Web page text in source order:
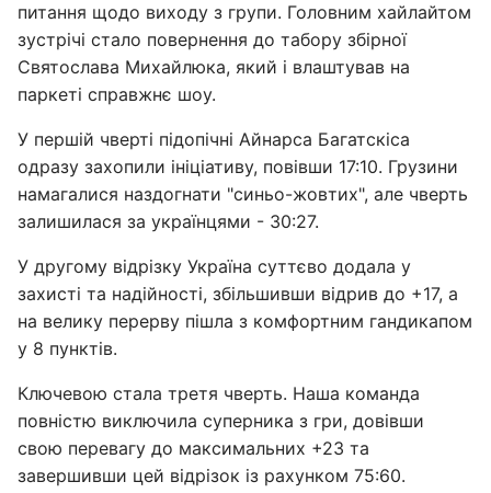
питання щодо виходу з групи. Головним хайлайтом
зустрічі стало повернення до табору збірної
Святослава Михайлюка, який і влаштував на
паркеті справжнє шоу.
У першій чверті підопічні Айнарса Багатскіса
одразу захопили ініціативу, повівши 17:10. Грузини
намагалися наздогнати "синьо-жовтих", але чверть
залишилася за українцями - 30:27.
У другому відрізку Україна суттєво додала у
захисті та надійності, збільшивши відрив до +17, а
на велику перерву пішла з комфортним гандикапом
у 8 пунктів.
Ключевою стала третя чверть. Наша команда
повністю виключила суперника з гри, довівши
свою перевагу до максимальних +23 та
завершивши цей відрізок із рахунком 75:60.